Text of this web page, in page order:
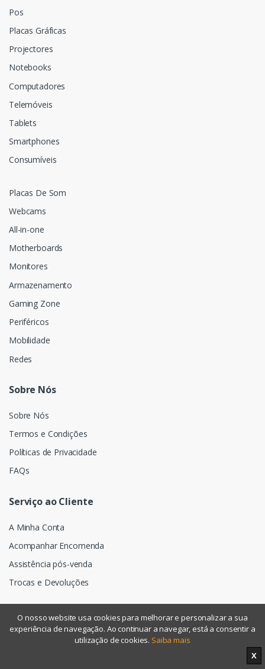
Pos
Placas Gráficas
Projectores
Notebooks
Computadores
Telemóveis
Tablets
Smartphones
Consumíveis
Placas De Som
Webcams
All-in-one
Motherboards
Monitores
Armazenamento
Gaming Zone
Periféricos
Mobilidade
Redes
Sobre Nós
Sobre Nós
Termos e Condições
Políticas de Privacidade
FAQs
Serviço ao Cliente
A Minha Conta
Acompanhar Encomenda
Assistência pós-venda
Trocas e Devoluções
©Assismática- Todos os direitos reservados
O nosso website usa cookies para melhorar e personalizar a sua
experiência de navegação. Ao continuar a navegar, está a consentir a
utilização de cookies. Saiba mais
X